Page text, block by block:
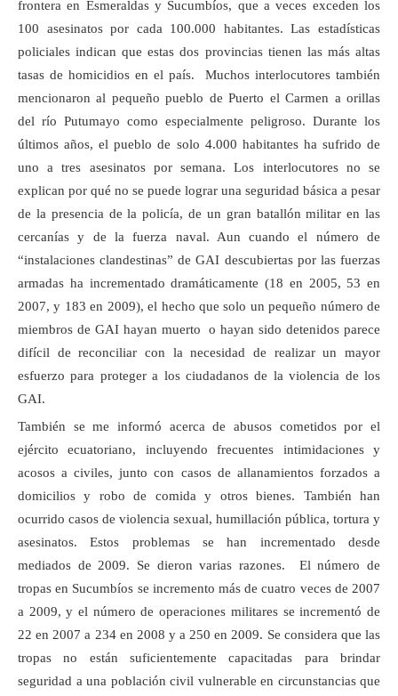
frontera en Esmeraldas y Sucumbíos, que a veces exceden los
100 asesinatos por cada 100.000 habitantes. Las estadísticas
policiales indican que estas dos provincias tienen las más altas
tasas de homicidios en el país. Muchos interlocutores también
mencionaron al pequeño pueblo de Puerto el Carmen a orillas
del río Putumayo como especialmente peligroso. Durante los
últimos años, el pueblo de solo 4.000 habitantes ha sufrido de
uno a tres asesinatos por semana. Los interlocutores no se
explican por qué no se puede lograr una seguridad básica a pesar
de la presencia de la policía, de un gran batallón militar en las
cercanías y de la fuerza naval. Aun cuando el número de
“instalaciones clandestinas” de GAI descubiertas por las fuerzas
armadas ha incrementado dramáticamente (18 en 2005, 53 en
2007, y 183 en 2009), el hecho que solo un pequeño número de
miembros de GAI hayan muerto o hayan sido detenidos parece
difícil de reconciliar con la necesidad de realizar un mayor
esfuerzo para proteger a los ciudadanos de la violencia de los
GAI.
También se me informó acerca de abusos cometidos por el
ejército ecuatoriano, incluyendo frecuentes intimidaciones y
acosos a civiles, junto con casos de allanamientos forzados a
domicilios y robo de comida y otros bienes. También han
ocurrido casos de violencia sexual, humillación pública, tortura y
asesinatos. Estos problemas se han incrementado desde
mediados de 2009. Se dieron varias razones. El número de
tropas en Sucumbíos se incremento más de cuatro veces de 2007
a 2009, y el número de operaciones militares se incrementó de
22 en 2007 a 234 en 2008 y a 250 en 2009. Se considera que las
tropas no están suficientemente capacitadas para brindar
seguridad a una población civil vulnerable en circunstancias que